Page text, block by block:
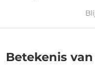
Betekenis